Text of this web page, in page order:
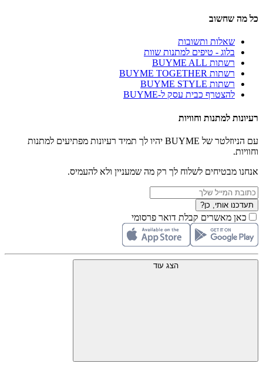
כל מה שחשוב
שאלות ותשובות
בלוג - טיפים למתנות שוות
רשתות BUYME ALL
רשתות BUYME TOGETHER
רשתות BUYME STYLE
להצטרף כבית עסק ל-BUYME
רעיונות למתנות וחוויות
עם הניוזלטר של BUYME יהיו לך תמיד רעיונות מפתיעים למתנות
וחוויות.
אנחנו מבטיחים לשלוח לך רק מה שמעניין ולא להעמיס.
תעדכנו אותי, כן?
כאן מאשרים קבלת דואר פרסומי
הצג עוד